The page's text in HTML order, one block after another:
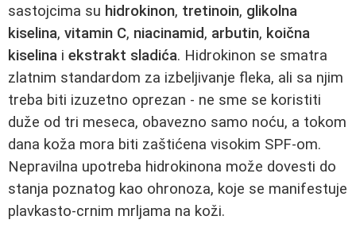
sastojcima su hidrokinon, tretinoin, glikolna
kiselina, vitamin C, niacinamid, arbutin, koična
kiselina i ekstrakt sladića. Hidrokinon se smatra
zlatnim standardom za izbeljivanje fleka, ali sa njim
treba biti izuzetno oprezan - ne sme se koristiti
duže od tri meseca, obavezno samo noću, a tokom
dana koža mora biti zaštićena visokim SPF-om.
Nepravilna upotreba hidrokinona može dovesti do
stanja poznatog kao ohronoza, koje se manifestuje
plavkasto-crnim mrljama na koži.